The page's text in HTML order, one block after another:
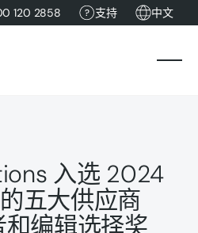
120 2858 支持 中文
入选 2024
五大供应商
和编辑选择奖